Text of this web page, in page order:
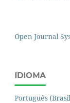
Open Journal
IDIOMA
Português